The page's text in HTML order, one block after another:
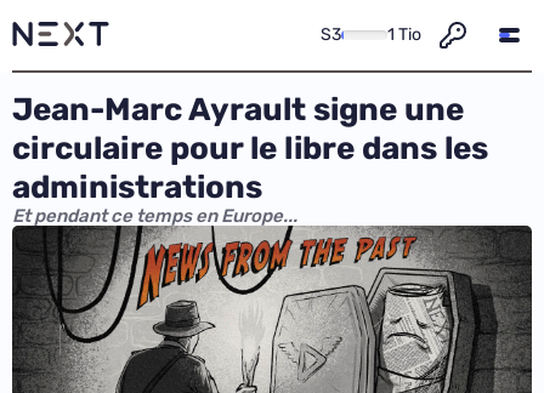
S3 1 Tio
Jean-Marc Ayrault signe une
circulaire pour le libre dans les
administrations
Et pendant ce temps en Europe...